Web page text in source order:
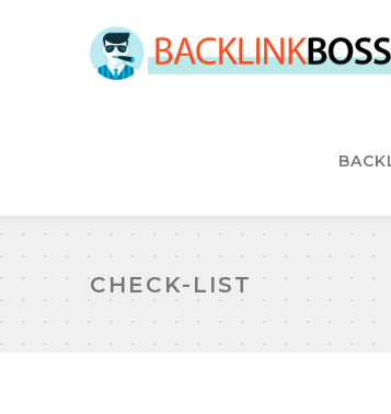
CHECK-LIST